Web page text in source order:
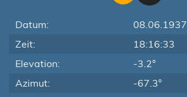
Datum:
08.06.1937
Zeit:
18:16:33
Elevation:
-3.2°
Azimut:
-67.3°